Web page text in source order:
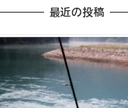
最近の投稿